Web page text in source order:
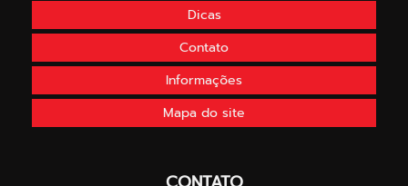
Dicas
Contato
Informações
Mapa do site